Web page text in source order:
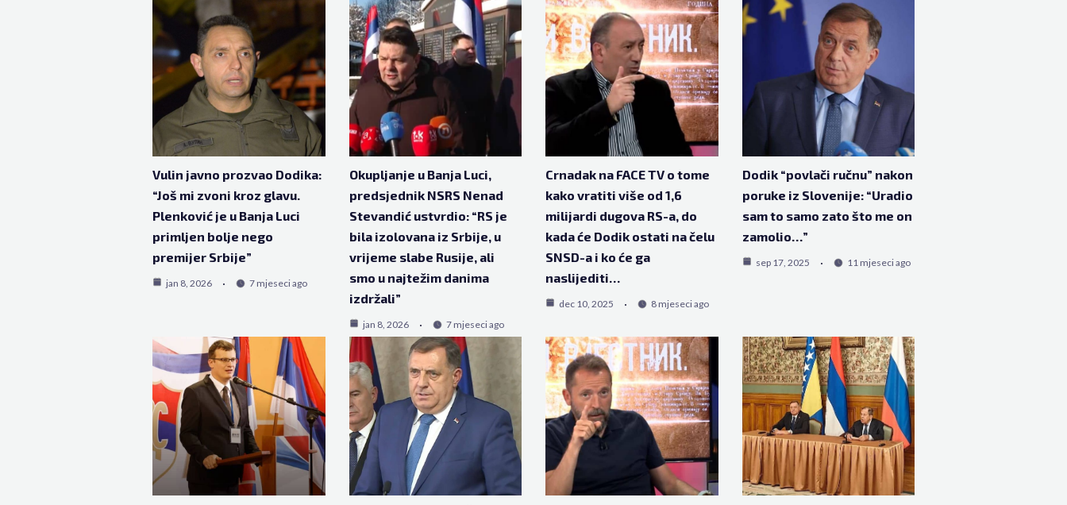
Vulin javno prozvao Dodika:
“Još mi zvoni kroz glavu.
Plenković je u Banja Luci
primljen bolje nego
premijer Srbije”
jan 8, 2026 7 mjeseci ago
Okupljanje u Banja Luci,
predsjednik NSRS Nenad
Stevandić ustvrdio: “RS je
bila izolovana iz Srbije, u
vrijeme slabe Rusije, ali
smo u najtežim danima
izdržali”
jan 8, 2026 7 mjeseci ago
Crnadak na FACE TV o tome
kako vratiti više od 1,6
milijardi dugova RS-a, do
kada će Dodik ostati na čelu
SNSD-a i ko će ga
naslijediti…
dec 10, 2025 8 mjeseci ago
Dodik “povlači ručnu” nakon
poruke iz Slovenije: “Uradio
sam to samo zato što me on
zamolio…”
sep 17, 2025 11 mjeseci ago